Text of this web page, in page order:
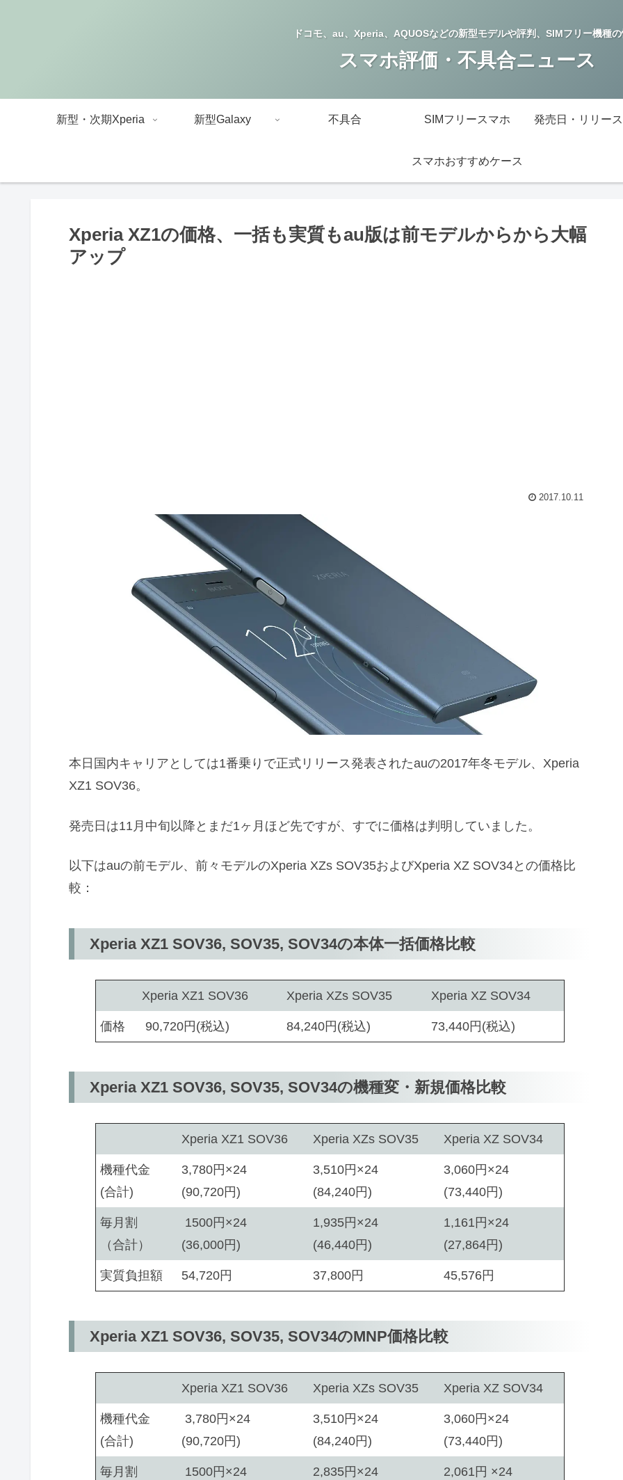
ドコモ、au、Xperia、AQUOSなどの新型モデルや評判、SIMフリー機種
スマホ評価・不具合ニュース
新型・次期Xperia 新型Galaxy 不具合 SIMフリースマホ 発売日・リリー
スマホおすすめケース
Xperia XZ1の価格、一括も実質もau版は前モデルからから大幅
アップ
2017.10.11
本日国内キャリアとしては1番乗りで正式リリース発表されたauの2017年冬モデル、Xperia
XZ1 SOV36。
発売日は11月中旬以降とまだ1ヶ月ほど先ですが、すでに価格は判明していました。
以下はauの前モデル、前々モデルのXperia XZs SOV35およびXperia XZ SOV34との価格比
較：
Xperia XZ1 SOV36, SOV35, SOV34の本体一括価格比較
Xperia XZ1 SOV36 Xperia XZs SOV35 Xperia XZ SOV34
価格 90,720円(税込) 84,240円(税込) 73,440円(税込)
Xperia XZ1 SOV36, SOV35, SOV34の機種変・新規価格比較
Xperia XZ1 SOV36 Xperia XZs SOV35 Xperia XZ SOV34
機種代金
(合計)
3,780円×24
(90,720円)
3,510円×24
(84,240円)
3,060円×24
(73,440円)
毎月割
（合計）
1500円×24
(36,000円)
1,935円×24
(46,440円)
1,161円×24
(27,864円)
実質負担額 54,720円 37,800円 45,576円
Xperia XZ1 SOV36, SOV35, SOV34のMNP価格比較
Xperia XZ1 SOV36 Xperia XZs SOV35 Xperia XZ SOV34
機種代金
(合計)
3,780円×24
(90,720円)
3,510円×24
(84,240円)
3,060円×24
(73,440円)
毎月割
1500円×24
2,835円×24
2,061円 ×24